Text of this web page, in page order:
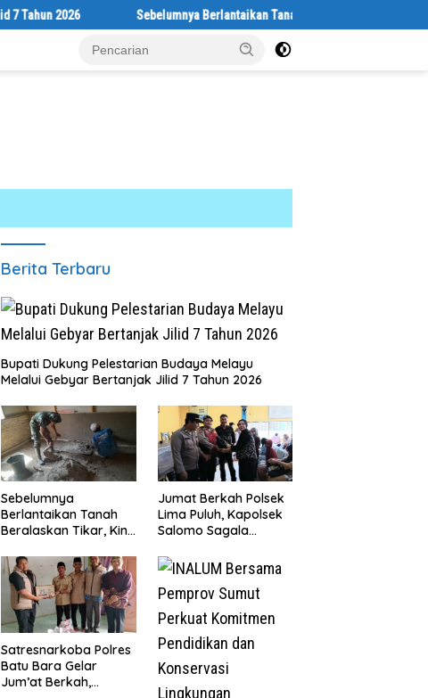
Sebelumnya Berlantaikan Tanah Beralaskan Tikar, Kini Ibu Paijem Nikmati Lantai
Berita Terbaru
Bupati Dukung Pelestarian Budaya Melayu
Melalui Gebyar Bertanjak Jilid 7 Tahun 2026
Sebelumnya
Berlantaikan Tanah
Beralaskan Tikar, Kini
Lantai Rumah yang
Layak Berkat Satgas
TMMD Ke-129 Kodim
0208/Asahan
Jumat Berkah Polsek
Lima Puluh, Kapolsek
Salomo Sagala
kepada 50 Petani di
Simpang Gambus
Satresnarkoba Polres
Batu Bara Gelar
Jum’at Berkah,